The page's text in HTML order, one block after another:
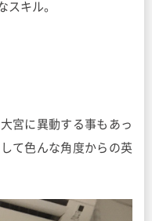
スキル。
宮に異動する事もあっ
て色んな角度からの英